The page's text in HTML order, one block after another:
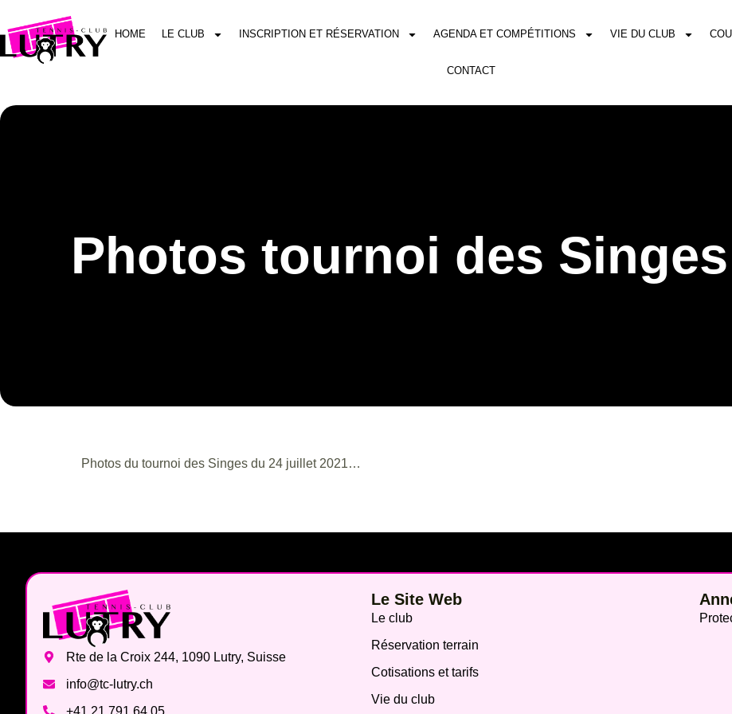
HOME LE CLUB INSCRIPTION ET RÉSERVATION AGENDA ET COMPÉTITIONS VIE DU CLUB
CONTACT
Photos tournoi des Singes
Photos du tournoi des Singes du 24 juillet 2021…
Rte de la Croix 244, 1090 Lutry, Suisse
info@tc-lutry.ch
+41 21 791 64 05
Le Site Web
Le club
Réservation terrain
Cotisations et tarifs
Vie du club